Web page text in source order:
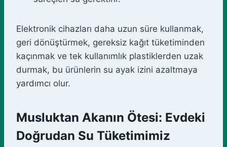
Elektronik cihazları daha uzun süre kullanmak,
geri dönüştürmek, gereksiz kağıt tüketiminden
kaçınmak ve tek kullanımlık plastiklerden uzak
durmak, bu ürünlerin su ayak izini azaltmaya
yardımcı olur.
Musluktan Akanın Ötesi: Evdeki
Doğrudan Su Tüketimimiz